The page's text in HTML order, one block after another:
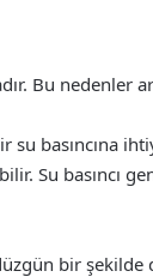
Bu nedenler
basıncına
Su basıncı
bir şekilde